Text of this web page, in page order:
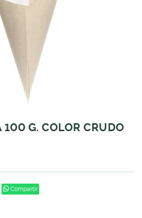
100 G. COLOR CRUDO
Compartir